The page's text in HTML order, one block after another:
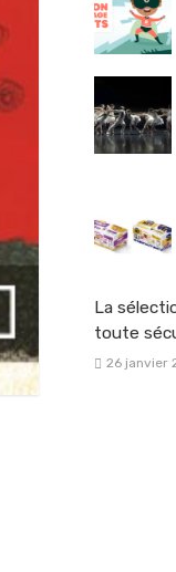
La
toute
26 janvier